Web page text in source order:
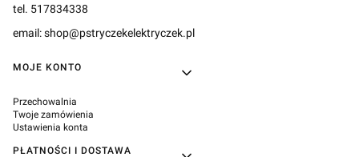
tel. 517834338
email: shop@pstryczekelektryczek.pl
Linki w stopce
MOJE KONTO
Przechowalnia
Twoje zamówienia
Ustawienia konta
PŁATNOŚCI I DOSTAWA